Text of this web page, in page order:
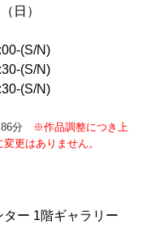
日）
(S/N)
(S/N)
(S/N)
分
※作品調整につき上
更はありません。
ー 1階ギャラリー